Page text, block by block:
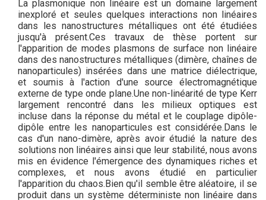
La plasmonique non linéaire est un domaine largement
inexploré et seules quelques interactions non linéaires
dans les nanostructures métalliques ont été étudiées
jusqu'à présent.Ces travaux de thèse portent sur
l'apparition de modes plasmons de surface non linéaire
dans des nanostructures métalliques (dimère, chaînes de
nanoparticules) insérées dans une matrice diélectrique,
et soumis à l'action d'une source électromagnétique
externe de type onde plane.Une non-linéarité de type Kerr
largement rencontré dans les milieux optiques est
incluse dans la réponse du métal et le couplage dipôle-
dipôle entre les nanoparticules est considérée.Dans le
cas d'un nano-dimère, après avoir étudié la nature des
solutions non linéaires ainsi que leur stabilité, nous avons
mis en évidence l'émergence des dynamiques riches et
complexes, et nous avons étudié en particulier
l'apparition du chaos.Bien qu'il semble être aléatoire, il se
produit dans un système déterministe non linéaire dans